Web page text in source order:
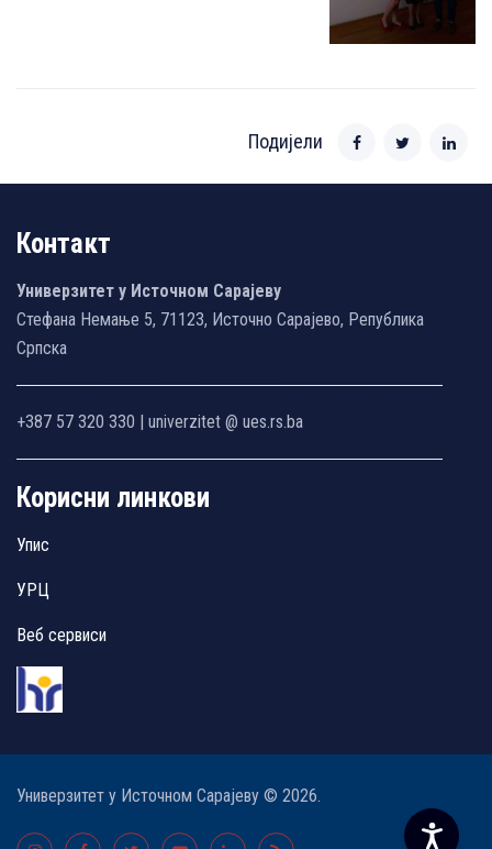
Подијели
Контакт
Универзитет у Источном Сарајеву
Стефана Немање 5, 71123, Источно Сарајево, Република
Српска
+387 57 320 330 | univerzitet @ ues.rs.ba
Корисни линкови
Упис
УРЦ
Веб сервиси
Универзитет у Источном Сарајеву © 2026.